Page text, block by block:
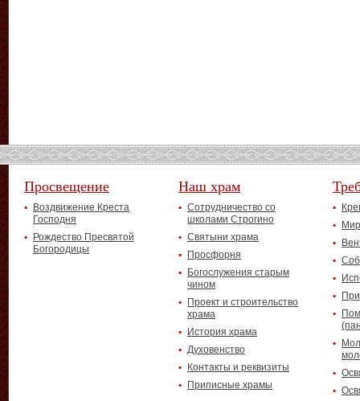
Просвещение
Воздвижение Креста
Господня
Рождество Пресвятой
Богородицы
Наш храм
Сотрудничество со
школами Строгино
Святыни храма
Просфорня
Богослужения старым
чином
Проект и строительство
храма
История храма
Духовенство
Контакты и реквизиты
Приписные храмы